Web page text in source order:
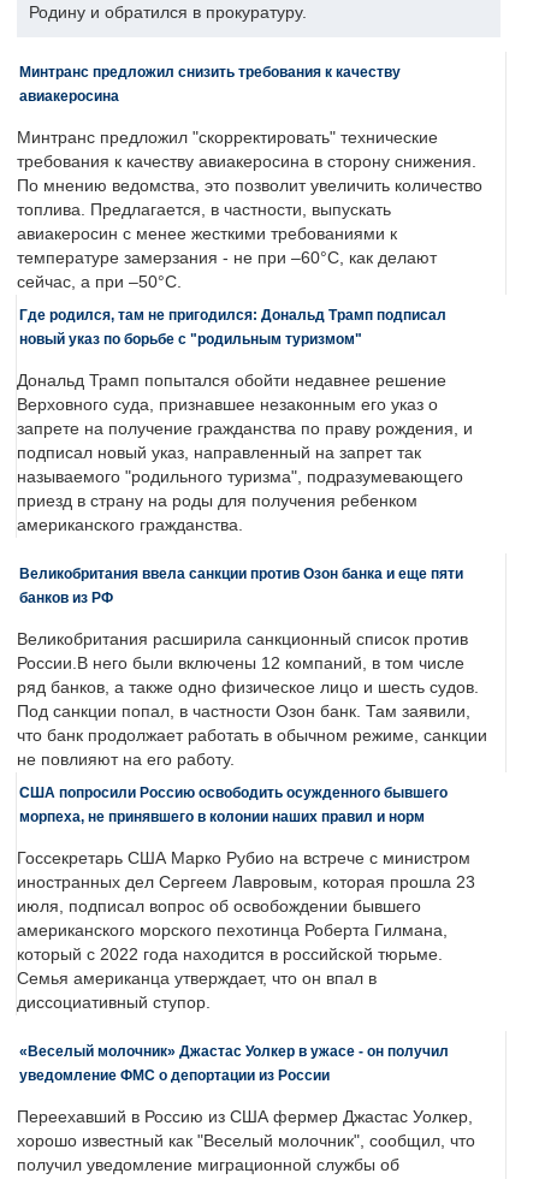
Родину и обратился в прокуратуру.
Минтранс предложил снизить требования к качеству
авиакеросина
Минтранс предложил "скорректировать" технические
требования к качеству авиакеросина в сторону снижения.
По мнению ведомства, это позволит увеличить количество
топлива. Предлагается, в частности, выпускать
авиакеросин с менее жесткими требованиями к
температуре замерзания - не при –60°C, как делают
сейчас, а при –50°C.
Где родился, там не пригодился: Дональд Трамп подписал
новый указ по борьбе с "родильным туризмом"
Дональд Трамп попытался обойти недавнее решение
Верховного суда, признавшее незаконным его указ о
запрете на получение гражданства по праву рождения, и
подписал новый указ, направленный на запрет так
называемого "родильного туризма", подразумевающего
приезд в страну на роды для получения ребенком
американского гражданства.
Великобритания ввела санкции против Озон банка и еще пяти
банков из РФ
Великобритания расширила санкционный список против
России.В него были включены 12 компаний, в том числе
ряд банков, а также одно физическое лицо и шесть судов.
Под санкции попал, в частности Озон банк. Там заявили,
что банк продолжает работать в обычном режиме, санкции
не повлияют на его работу.
США попросили Россию освободить осужденного бывшего
морпеха, не принявшего в колонии наших правил и норм
Госсекретарь США Марко Рубио на встрече с министром
иностранных дел Сергеем Лавровым, которая прошла 23
июля, подписал вопрос об освобождении бывшего
американского морского пехотинца Роберта Гилмана,
который с 2022 года находится в российской тюрьме.
Семья американца утверждает, что он впал в
диссоциативный ступор.
«Веселый молочник» Джастас Уолкер в ужасе - он получил
уведомление ФМС о депортации из России
Переехавший в Россию из США фермер Джастас Уолкер,
хорошо известный как "Веселый молочник", сообщил, что
получил уведомление миграционной службы об